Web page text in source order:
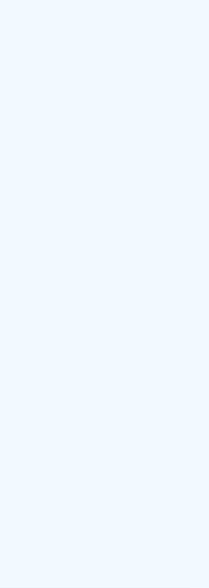
van Hypotheek
van
pagina van